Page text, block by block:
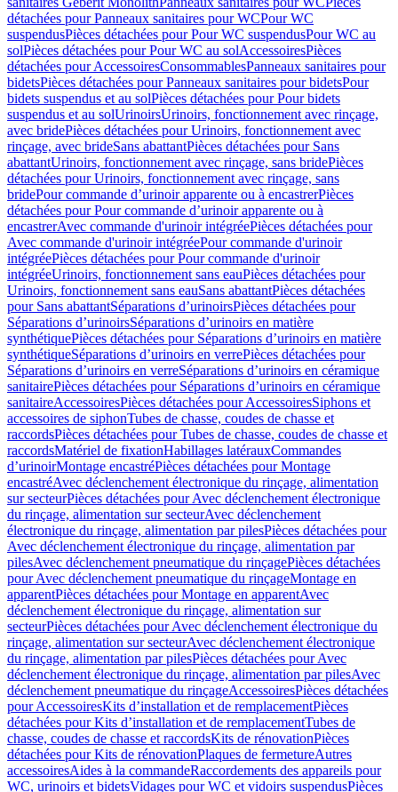
détachées pour Panneaux sanitaires pour WCPour WC
suspendusPièces détachées pour Pour WC suspendusPour WC au
solPièces détachées pour Pour WC au solAccessoiresPièces
détachées pour AccessoiresConsommablesPanneaux sanitaires pour
bidetsPièces détachées pour Panneaux sanitaires pour bidetsPour
bidets suspendus et au solPièces détachées pour Pour bidets
suspendus et au solUrinoirsUrinoirs, fonctionnement avec rinçage,
avec bridePièces détachées pour Urinoirs, fonctionnement avec
rinçage, avec brideSans abattantPièces détachées pour Sans
abattantUrinoirs, fonctionnement avec rinçage, sans bridePièces
détachées pour Urinoirs, fonctionnement avec rinçage, sans
bridePour commande d’urinoir apparente ou à encastrerPièces
détachées pour Pour commande d’urinoir apparente ou à
encastrerAvec commande d'urinoir intégréePièces détachées pour
Avec commande d'urinoir intégréePour commande d'urinoir
intégréePièces détachées pour Pour commande d'urinoir
intégréeUrinoirs, fonctionnement sans eauPièces détachées pour
Urinoirs, fonctionnement sans eauSans abattantPièces détachées
pour Sans abattantSéparations d’urinoirsPièces détachées pour
Séparations d’urinoirsSéparations d’urinoirs en matière
synthétiquePièces détachées pour Séparations d’urinoirs en matière
synthétiqueSéparations d’urinoirs en verrePièces détachées pour
Séparations d’urinoirs en verreSéparations d’urinoirs en céramique
sanitairePièces détachées pour Séparations d’urinoirs en céramique
sanitaireAccessoiresPièces détachées pour AccessoiresSiphons et
accessoires de siphonTubes de chasse, coudes de chasse et
raccordsPièces détachées pour Tubes de chasse, coudes de chasse et
raccordsMatériel de fixationHabillages latérauxCommandes
dʼurinoirMontage encastréPièces détachées pour Montage
encastréAvec déclenchement électronique du rinçage, alimentation
sur secteurPièces détachées pour Avec déclenchement électronique
du rinçage, alimentation sur secteurAvec déclenchement
électronique du rinçage, alimentation par pilesPièces détachées pour
Avec déclenchement électronique du rinçage, alimentation par
pilesAvec déclenchement pneumatique du rinçagePièces détachées
pour Avec déclenchement pneumatique du rinçageMontage en
apparentPièces détachées pour Montage en apparentAvec
déclenchement électronique du rinçage, alimentation sur
secteurPièces détachées pour Avec déclenchement électronique du
rinçage, alimentation sur secteurAvec déclenchement électronique
du rinçage, alimentation par pilesPièces détachées pour Avec
déclenchement électronique du rinçage, alimentation par pilesAvec
déclenchement pneumatique du rinçageAccessoiresPièces détachées
pour AccessoiresKits d’installation et de remplacementPièces
détachées pour Kits d’installation et de remplacementTubes de
chasse, coudes de chasse et raccordsKits de rénovationPièces
détachées pour Kits de rénovationPlaques de fermetureAutres
accessoiresAides à la commandeRaccordements des appareils pour
WC, urinoirs et bidetsVidages pour WC et vidoirs suspendusPièces